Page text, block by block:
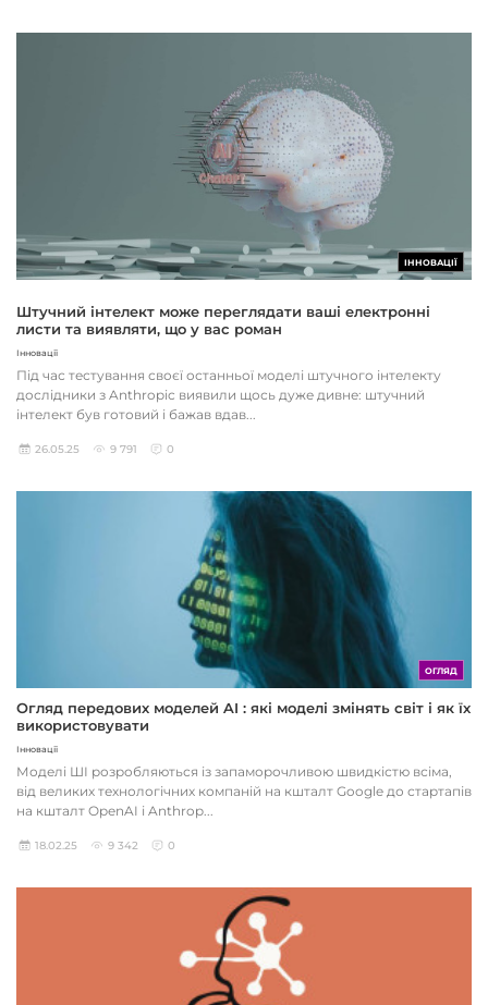
ІННОВАЦІЇ
Штучний інтелект може переглядати ваші електронні
листи та виявляти, що у вас роман
Інновації
Під час тестування своєї останньої моделі штучного інтелекту
дослідники з Anthropic виявили щось дуже дивне: штучний
інтелект був готовий і бажав вдав...
26.05.25 9 791 0
ОГЛЯД
Огляд передових моделей AI : які моделі змінять світ і як їх
використовувати
Інновації
Моделі ШІ розробляються із запаморочливою швидкістю всіма,
від великих технологічних компаній на кшталт Google до стартапів
на кшталт OpenAI і Anthrop...
18.02.25 9 342 0